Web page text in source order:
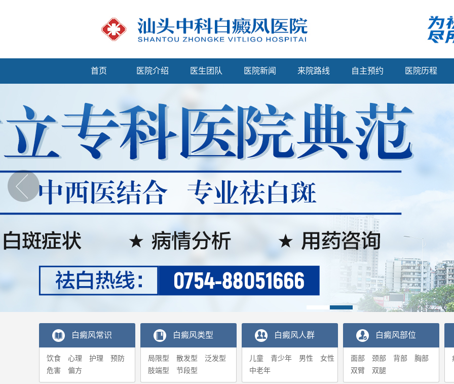
首页 医院介绍 医生团队 医院新闻 来院路线 自主预约 医院历程
白癜风常识
饮食 心理 护理
预防
危害
偏方
白癜风类型
局限型 散发型
泛发型
肢端型
节段型
白癜风人群
儿童 青少年 男性
女性
中老年
白癜风部位
面部 颈部 背部
胸部
双臂
双腿